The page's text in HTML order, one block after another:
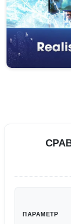
ПАРАМЕТР